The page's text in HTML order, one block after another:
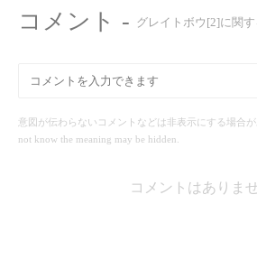
コメント - グレイトボウ[2]に関
意図が伝わらないコメントなどは非表示にする場合
not know the meaning may be hidden.
コメントはありま